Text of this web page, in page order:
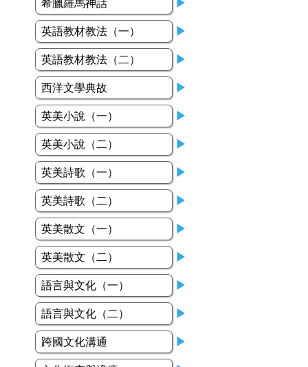
希臘羅馬神話 ▶
英語教材教法（一） ▶
英語教材教法（二） ▶
西洋文學典故 ▶
英美小說（一） ▶
英美小說（二） ▶
英美詩歌（一） ▶
英美詩歌（二） ▶
英美散文（一） ▶
英美散文（二） ▶
語言與文化（一） ▶
語言與文化（二） ▶
跨國文化溝通 ▶